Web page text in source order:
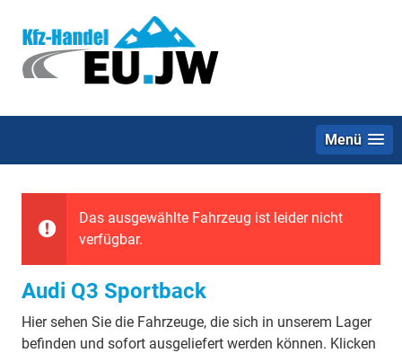
Menü
Das ausgewählte Fahrzeug ist leider nicht
verfügbar.
Audi Q3 Sportback
Hier sehen Sie die Fahrzeuge, die sich in unserem Lager
befinden und sofort ausgeliefert werden können. Klicken